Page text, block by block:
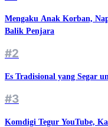
Mengaku Anak Korban,
Balik Penjara
#2
Es Tradisional yang Segar
#3
Komdigi Tegur YouTube,